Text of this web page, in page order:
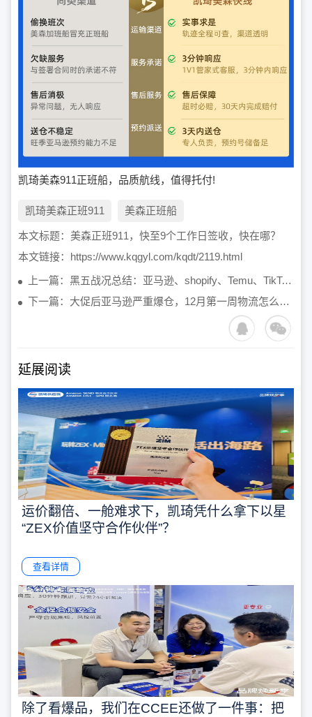
凯琦美森911正班船，品质航线，值得托付!
凯琦美森正班911 美森正班船
本文标题： 美森正班911，快至9个工作日签收，快在哪？
本文链接： https://www.kqgyl.com/kqdt/2119.html
上一篇：​黑五战况总结：亚马逊、shopify、Temu、TikTok卖家谁在赚？
下一篇：大促后亚马逊严重爆仓，12月第一周物流怎么发？
延展阅读
运价翻倍、一舱难求下，凯琦凭什么拿下以星
“ZEX价值坚守合作伙伴”？
查看详情
除了看爆品，我们在CCEE还做了一件事：把